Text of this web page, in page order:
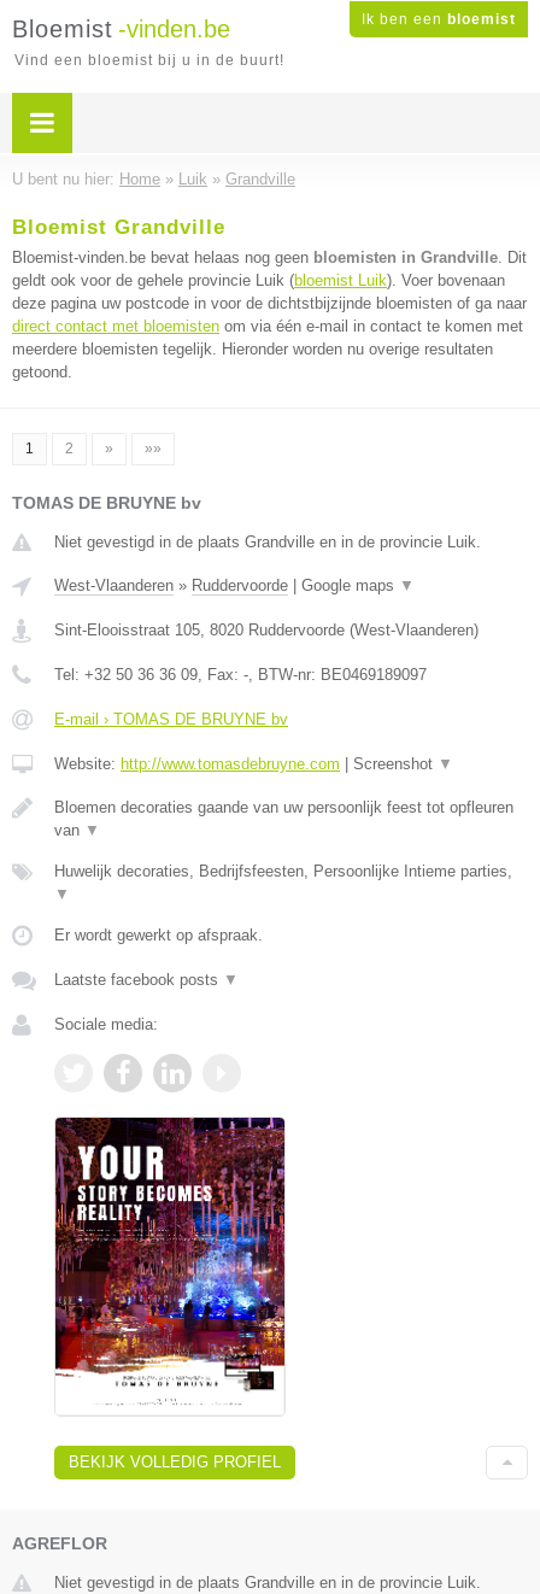
Ik ben een bloemist
Bloemist -vinden.be
Vind een bloemist bij u in de buurt!
U bent nu hier: Home » Luik » Grandville
Bloemist Grandville
Bloemist-vinden.be bevat helaas nog geen bloemisten in Grandville. Dit
geldt ook voor de gehele provincie Luik (bloemist Luik). Voer bovenaan
deze pagina uw postcode in voor de dichtstbijzijnde bloemisten of ga naar
direct contact met bloemisten om via één e-mail in contact te komen met
meerdere bloemisten tegelijk. Hieronder worden nu overige resultaten
getoond.
1 2 » »»
TOMAS DE BRUYNE bv
Niet gevestigd in de plaats Grandville en in de provincie Luik.
West-Vlaanderen » Ruddervoorde Google maps ▼
Sint-Elooisstraat 105, 8020 Ruddervoorde (West-Vlaanderen)
Tel: +32 50 36 36 09, Fax: -, BTW-nr: BE0469189097
E-mail › TOMAS DE BRUYNE bv
Website: http://www.tomasdebruyne.com Screenshot ▼
Bloemen decoraties gaande van uw persoonlijk feest tot opfleuren
van ▼
Huwelijk decoraties, Bedrijfsfeesten, Persoonlijke Intieme parties,
▼
Er wordt gewerkt op afspraak.
Laatste facebook posts ▼
Sociale media:
BEKIJK VOLLEDIG PROFIEL
AGREFLOR
Niet gevestigd in de plaats Grandville en in de provincie Luik.